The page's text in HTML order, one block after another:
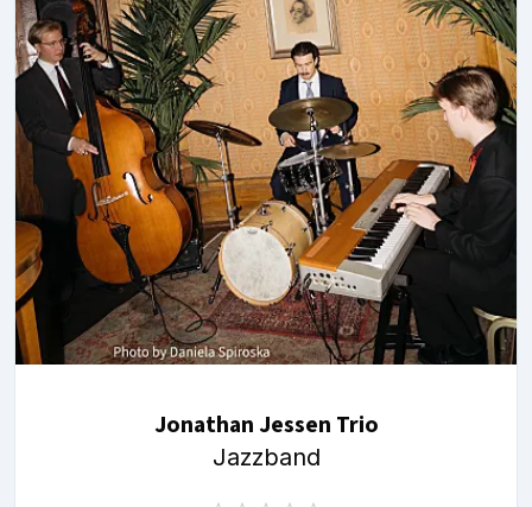
Jonathan Jessen Trio
Jazzband